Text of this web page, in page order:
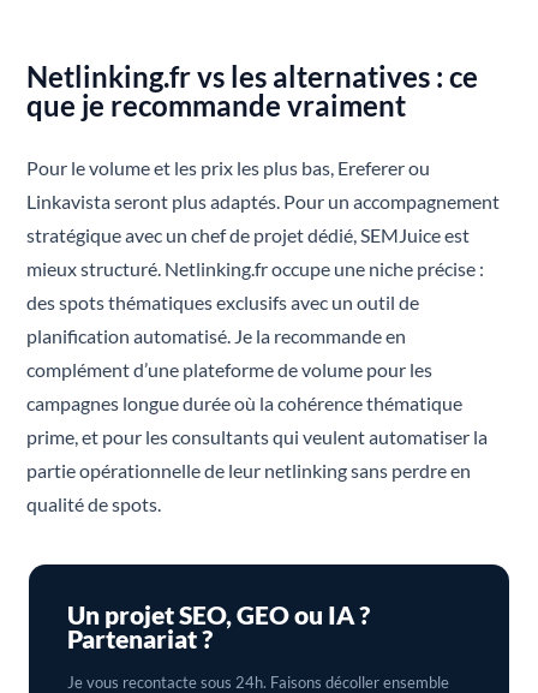
Netlinking.fr vs les alternatives : ce
que je recommande vraiment
Pour le volume et les prix les plus bas, Ereferer ou
Linkavista seront plus adaptés. Pour un accompagnement
stratégique avec un chef de projet dédié, SEMJuice est
mieux structuré. Netlinking.fr occupe une niche précise :
des spots thématiques exclusifs avec un outil de
planification automatisé. Je la recommande en
complément d’une plateforme de volume pour les
campagnes longue durée où la cohérence thématique
prime, et pour les consultants qui veulent automatiser la
partie opérationnelle de leur netlinking sans perdre en
qualité de spots.
Un projet SEO, GEO ou IA ?
Partenariat ?
Je vous recontacte sous 24h. Faisons décoller ensemble